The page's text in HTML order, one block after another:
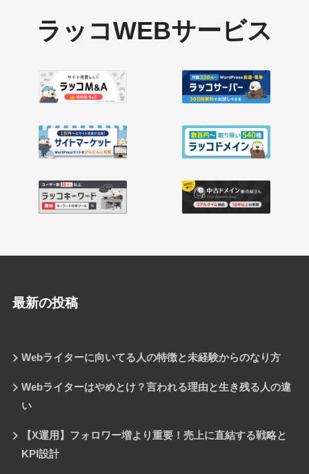
ラッコWEBサービス
最新の投稿
Webライターに向いてる人の特徴と未経験からのなり方
Webライターはやめとけ？言われる理由と生き残る人の違
い
【X運用】フォロワー増より重要！売上に直結する戦略と
KPI設計